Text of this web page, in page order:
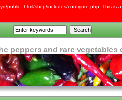
public_html/shop/includes/configure.php. This is
peppers and rare